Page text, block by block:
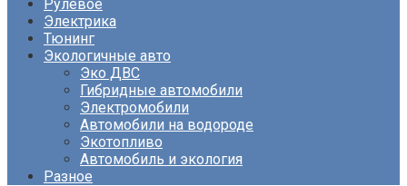
Рулевое
Электрика
Тюнинг
Экологичные авто
Эко ДВС
Гибридные автомобили
Электромобили
Автомобили на водороде
Экотопливо
Автомобиль и экология
Разное